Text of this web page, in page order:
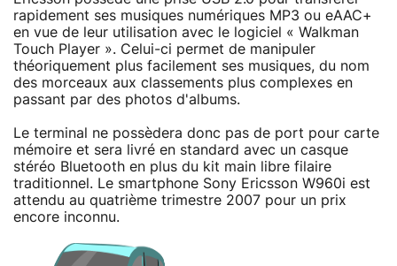
rapidement ses musiques numériques MP3 ou eAAC+
en vue de leur utilisation avec le logiciel « Walkman
Touch Player ». Celui-ci permet de manipuler
théoriquement plus facilement ses musiques, du nom
des morceaux aux classements plus complexes en
passant par des photos d'albums.
Le terminal ne possèdera donc pas de port pour carte
mémoire et sera livré en standard avec un casque
stéréo Bluetooth en plus du kit main libre filaire
traditionnel. Le smartphone Sony Ericsson W960i est
attendu au quatrième trimestre 2007 pour un prix
encore inconnu.